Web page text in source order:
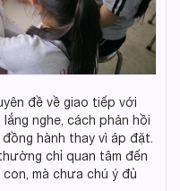
đề về giao tiếp với
nghe, cách phản hồi
hành thay vì áp đặt.
chỉ quan tâm đến
mà chưa chú ý đủ